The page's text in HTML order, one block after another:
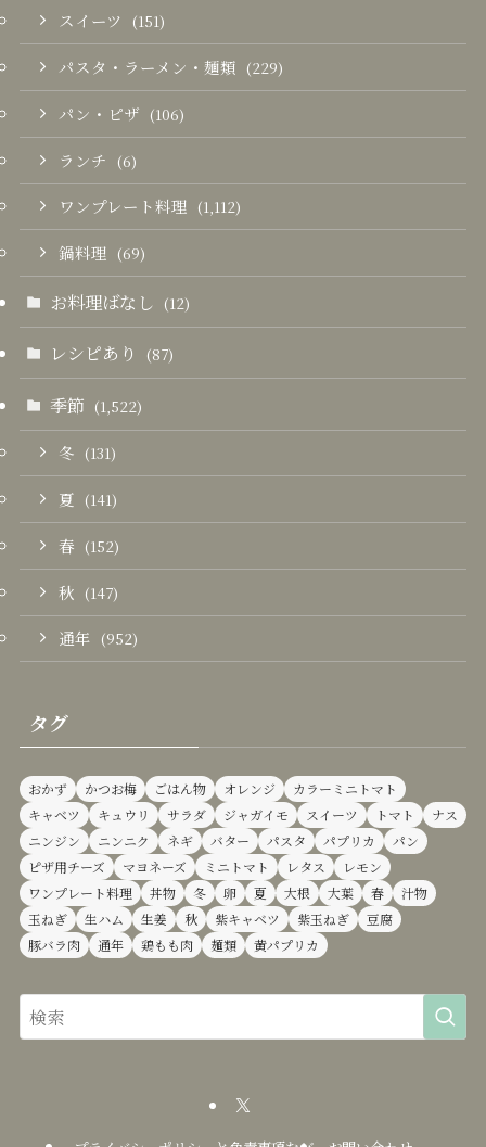
スイーツ (151)
パスタ・ラーメン・麺類 (229)
パン・ピザ (106)
ランチ (6)
ワンプレート料理 (1,112)
鍋料理 (69)
お料理ばなし (12)
レシピあり (87)
季節 (1,522)
冬 (131)
夏 (141)
春 (152)
秋 (147)
通年 (952)
タグ
おかず かつお梅 ごはん物 オレンジ
カラーミニトマト
キャベツ
キュウリ サラダ ジャガイモ スイーツ トマト
ナス
ニンジン
ニンニク ネギ バター パスタ パプリカ
パン
ピザ用チーズ
マヨネーズ ミニトマト レタス
レモン
ワンプレート料理
丼物 冬 卵 夏 大根 大葉 春
汁物
玉ねぎ
生ハム 生姜 秋 紫キャベツ 紫玉ねぎ
豆腐
豚バラ肉
通年 鶏もも肉 麺類 黄パプリカ